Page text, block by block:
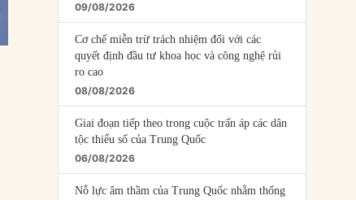
09/08/2026
Cơ chế miễn trừ trách nhiệm đối với các
quyết định đầu tư khoa học và công nghệ rủi
ro cao
08/08/2026
Giai đoạn tiếp theo trong cuộc trấn áp các dân
tộc thiểu số của Trung Quốc
06/08/2026
Nỗ lực âm thầm của Trung Quốc nhằm thống